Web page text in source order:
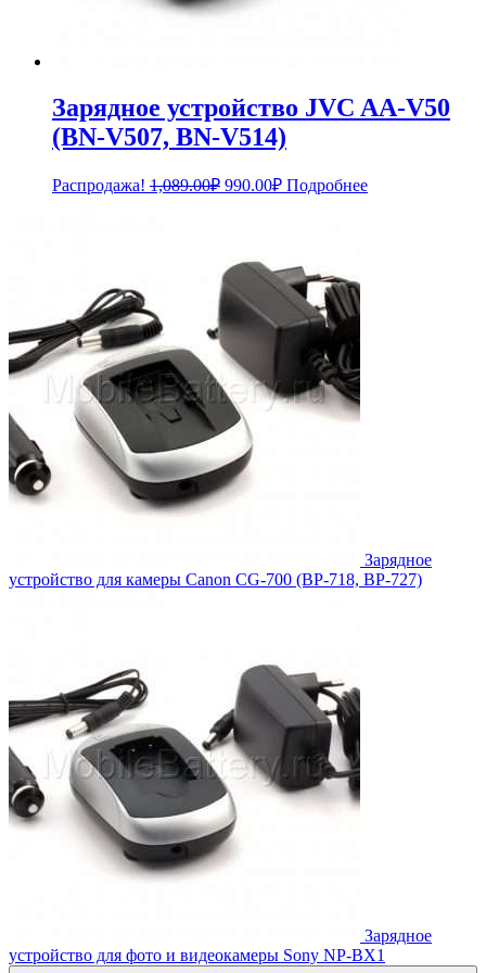
Зарядное устройство JVC AA-V50
(BN-V507, BN-V514)
Распродажа! 1,089.00₽ Первоначальная
990.00₽Текущая
Подробнее
Зарядное
устройство для камеры Canon CG-700 (BP-718, BP-727)
Зарядное
устройство для фото и видеокамеры Sony NP-BX1